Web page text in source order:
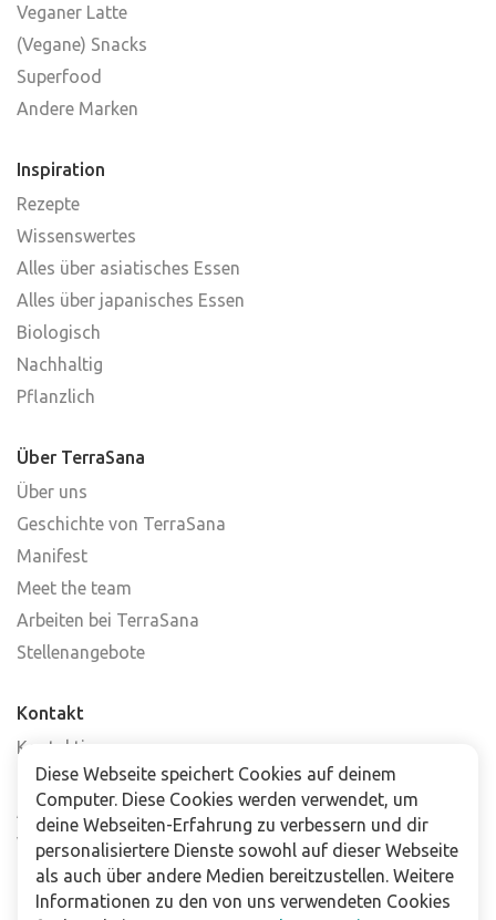
Veganer Latte
(Vegane) Snacks
Superfood
Andere Marken
Inspiration
Rezepte
Wissenswertes
Alles über asiatisches Essen
Alles über japanisches Essen
Biologisch
Nachhaltig
Pflanzlich
Über TerraSana
Über uns
Geschichte von TerraSana
Manifest
Meet the team
Arbeiten bei TerraSana
Stellenangebote
Kontakt
Kontaktiere uns
Häufig gestellte Fragen
Abonniere unseren Newsletter
Verkaufsstellen
Für Unternehmen
Diese Webseite speichert Cookies auf deinem
Computer. Diese Cookies werden verwendet, um
deine Webseiten-Erfahrung zu verbessern und dir
personalisiertere Dienste sowohl auf dieser Webseite
als auch über andere Medien bereitzustellen. Weitere
Informationen zu den von uns verwendeten Cookies